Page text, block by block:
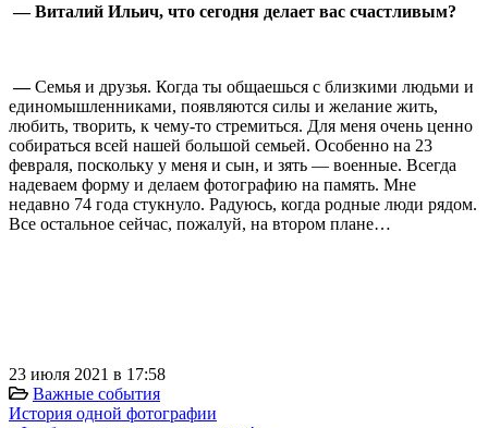
— Виталий Ильич, что сегодня делает вас счастливым?
—Семья и друзья. Когда ты общаешься с близкими людьми и
единомышленниками, появляются силы и желание жить,
любить, творить, к чему-то стремиться. Для меня очень ценно
собираться всей нашей большой семьей. Особенно на 23
февраля, поскольку у меня и сын, и зять — военные. Всегда
надеваем форму и делаем фотографию на память. Мне
недавно 74 года стукнуло. Радуюсь, когда родные люди рядом.
Все остальное сейчас, пожалуй, на втором плане…
23 июля 2021 в 17:58
Важные события
История одной фотографии